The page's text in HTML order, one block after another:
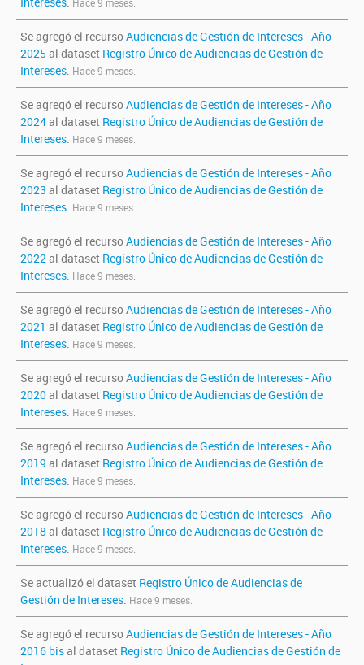
Se agregó el recursoAudiencias de Gestión de Intereses - Año
2025 al dataset Registro Único de Audiencias de Gestión de
Intereses. Hace 9 meses.
Se agregó el recursoAudiencias de Gestión de Intereses - Año
2024al dataset Registro Único de Audiencias de Gestión de
Intereses. Hace 9 meses.
Se agregó el recursoAudiencias de Gestión de Intereses - Año
2023 al dataset Registro Único de Audiencias de Gestión de
Intereses. Hace 9 meses.
Se agregó el recursoAudiencias de Gestión de Intereses - Año
2022al dataset Registro Único de Audiencias de Gestión de
Intereses. Hace 9 meses.
Se agregó el recursoAudiencias de Gestión de Intereses - Año
2021 al dataset Registro Único de Audiencias de Gestión de
Intereses. Hace 9 meses.
Se agregó el recursoAudiencias de Gestión de Intereses - Año
2020al dataset Registro Único de Audiencias de Gestión de
Intereses. Hace 9 meses.
Se agregó el recursoAudiencias de Gestión de Intereses - Año
2019 al dataset Registro Único de Audiencias de Gestión de
Intereses. Hace 9 meses.
Se agregó el recursoAudiencias de Gestión de Intereses - Año
2018 al dataset Registro Único de Audiencias de Gestión de
Intereses. Hace 9 meses.
Se actualizó el dataset Registro Único de Audiencias de
Gestión de Intereses. Hace 9 meses.
Se agregó el recursoAudiencias de Gestión de Intereses - Año
2016 bisal dataset Registro Único de Audiencias de Gestión de